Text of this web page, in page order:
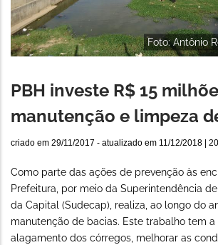
Foto: Antônio
PBH investe R$ 15
manutenção e limpeza
criado em 29/11/2017 - atualizado em 11/12/2018 |
Como parte das ações de prevenção às
Prefeitura, por meio da Superintendência
da Capital (Sudecap), realiza, ao longo do
manutenção de bacias. Este trabalho tem
alagamento dos córregos, melhorar as